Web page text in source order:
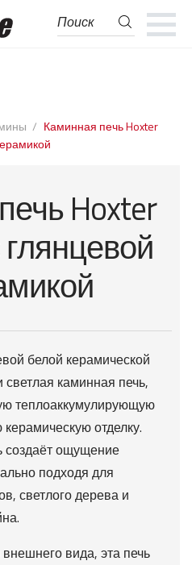
Поиск:
Поиск
/ Каминная печь Hoxter
Hoxter
глянцевой
белой керамической
каминная печь,
теплоаккумулирующую
отделку.
создаёт ощущение
подходя для
светлого дерева и
вида, эта печь